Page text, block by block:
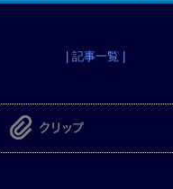
| 記事一覧 |